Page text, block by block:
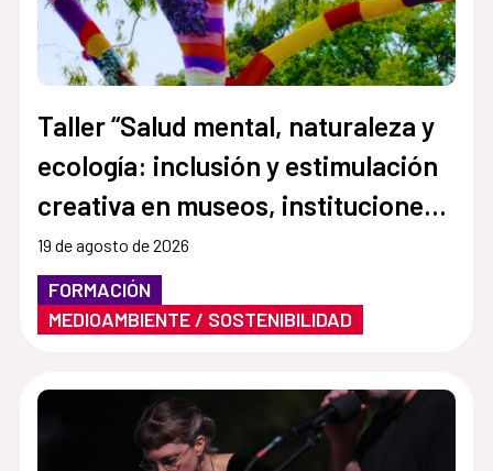
Taller “Salud mental, naturaleza y
ecología: inclusión y estimulación
creativa en museos, instituciones y
centros culturales”
19 de agosto de 2026
FORMACIÓN
MEDIOAMBIENTE / SOSTENIBILIDAD